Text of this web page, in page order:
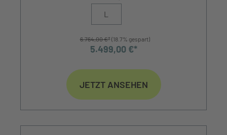
L
6.764,00 €*(18.7% gespart)
5.499,00 €*
JETZT ANSEHEN